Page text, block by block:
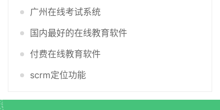
广州在线考试系统
国内最好的在线教育软件
付费在线教育软件
scrm定位功能